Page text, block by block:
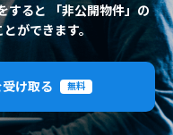
すると 「非公開物件」の
ができます。
け取る 無料